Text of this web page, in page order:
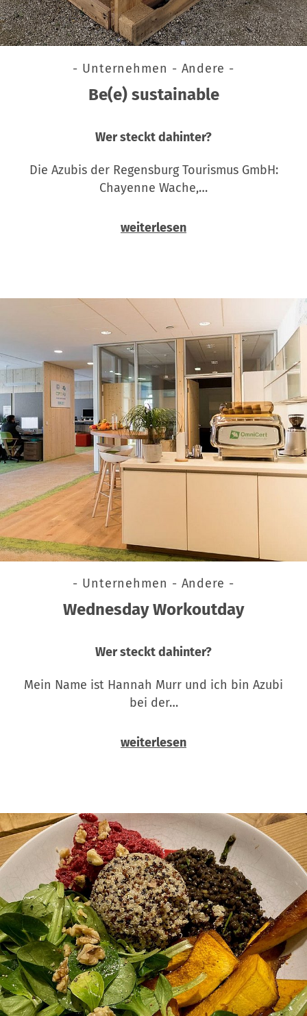
- Unternehmen - Andere -
Be(e) sustainable
Wer steckt dahinter?
Die Azubis der Regensburg Tourismus GmbH:
Chayenne Wache,…
weiterlesen
- Unternehmen - Andere -
Wednesday Workoutday
Wer steckt dahinter?
Mein Name ist Hannah Murr und ich bin Azubi
bei der…
weiterlesen